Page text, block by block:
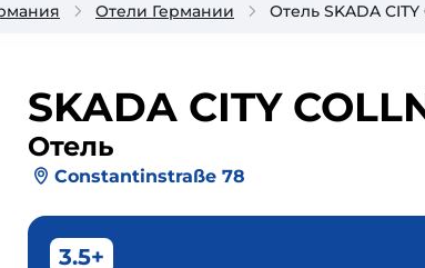
Отели Германии Отель SKADA CITY
SKADA CITY
Отель
Constantinstraße 78
3.5+